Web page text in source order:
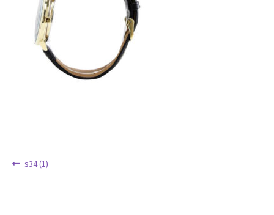
CF campaign form
CF Listing Page
Request a Quote
投 前
s34 (1)